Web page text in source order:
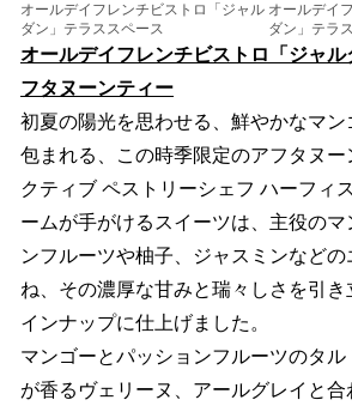
オールデイフレンチビストロ「ジャル
ダン」テラススペース
オールデイ
ダン」テラ
オールデイフレンチビストロ「ジャ
フタヌーンティー
初夏の陽光を思わせる、鮮やかなマン
包まれる、この時季限定のアフタヌ
クティブ ペストリーシェフ ハーフィ
ームが手がけるスイーツは、主役のマ
ンフルーツや柚子、ジャスミンなど
ね、その濃厚な甘みと瑞々しさを引き
インナップに仕上げました。
マンゴーとパッションフルーツのタ
が香るヴェリーヌ、アールグレイと合